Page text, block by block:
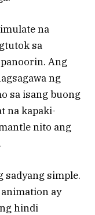
na
sa
Ang
ng
sa isang buong
na kapaki-
nito ang
sadyang simple.
ay
hindi